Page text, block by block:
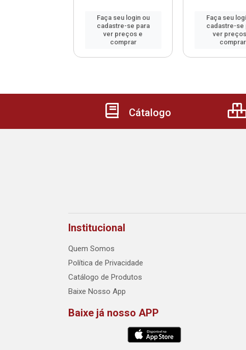
Faça seu login ou
cadastre-se para
ver preços e
comprar
Faça seu
cadastre-se
ver
comprar
Cátalogo
Institucional
Quem Somos
Política de Privacidade
Catálogo de Produtos
Baixe Nosso App
Baixe já nosso APP